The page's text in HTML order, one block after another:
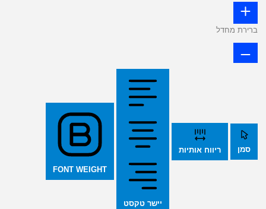
ברירת מחדל
סמן ריווח אותיות
יישר טקסט
FONT WEIGHT